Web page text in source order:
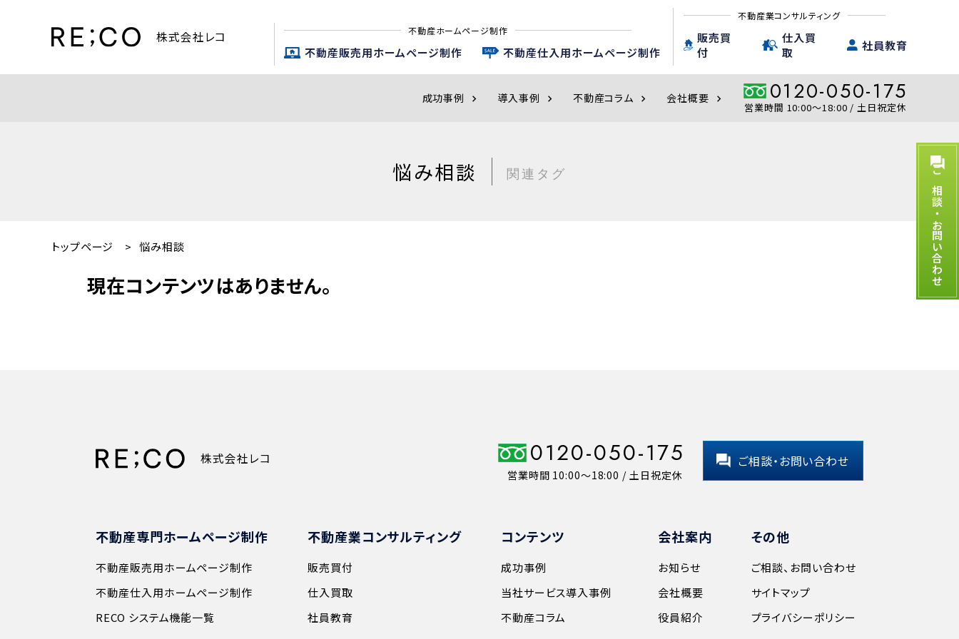
株式会社レコ 不動産ホームページ制作
不動産販売用ホームページ制作 不動産仕入用ホームページ制作
不動産業コンサルティング
販売買
付
仕入買
取
社員教育
成功事例 chevron_right 導入事例 chevron_right 不動産コラム chevron_right 会社概要 chevron_right 0120-050-175
営業時間 10:00〜18:00 / 土日祝定休
悩み相談 関連タグ
トップページ > 悩み相談
現在コンテンツはありません。
株式会社レコ 0120-050-175
営業時間 10:00〜18:00 / 土日祝定休
ご相談・お問い合わせ
不動産専門ホームページ制作
不動産販売用ホームページ制作
不動産仕入用ホームページ制作
RECO システム機能一覧
不動産業コンサルティング
販売買付
仕入買取
社員教育
コンテンツ
成功事例
当社サービス導入事例
不動産コラム
会社案内
お知らせ
会社概要
役員紹介
その他
ご相談、お問い合わせ
サイトマップ
プライバシーポリシー
ご相談・お問い合わせ